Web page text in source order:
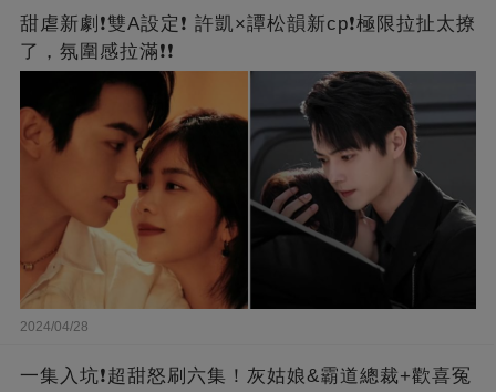
甜虐新劇❗雙A設定❗ 許凱×譚松韻新cp❗️極限拉扯太撩
了，氛圍感拉滿❗❗
2024/04/28
一集入坑❗超甜怒刷六集！灰姑娘&霸道總裁+歡喜冤